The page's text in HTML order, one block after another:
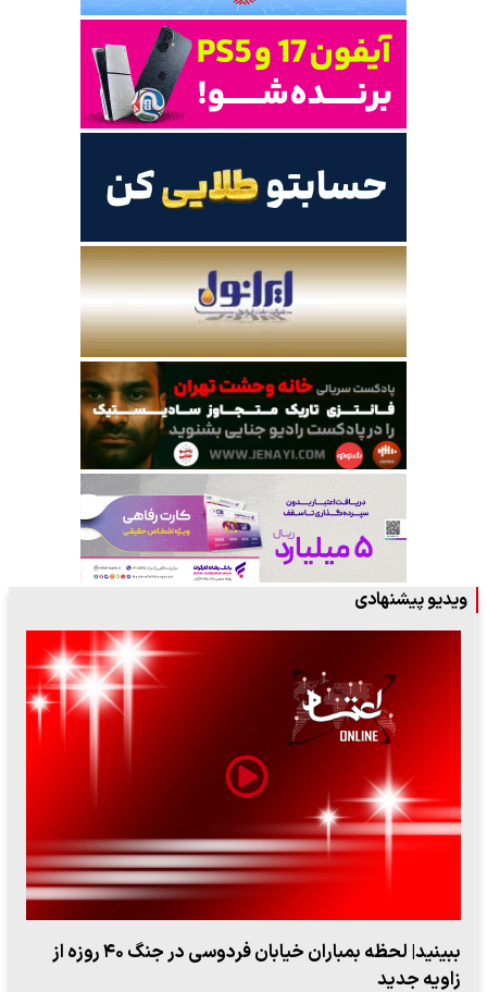
ویدیو پیشنهادی
اعتراض روزنامه اطلاعات از حملات به عادل فردوسی‌پور /
چرا می‌خواهید…